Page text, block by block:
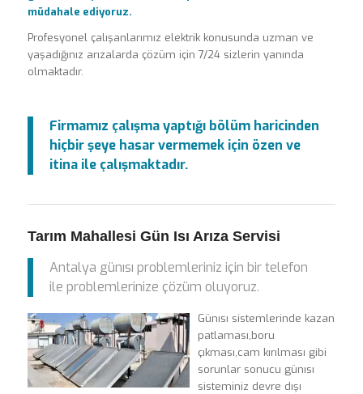
müdahale ediyoruz.
Profesyonel çalışanlarımız elektrik konusunda uzman ve
yaşadığınız arızalarda çözüm için 7/24 sizlerin yanında
olmaktadır.
Firmamız çalışma yaptığı bölüm haricinden
hiçbir şeye hasar vermemek için özen ve
itina ile çalışmaktadır.
Tarım Mahallesi Gün Isı Arıza Servisi
Antalya günısı problemleriniz için bir telefon
ile problemlerinize çözüm oluyoruz.
Günısı sistemlerinde kazan
patlaması,boru
çıkması,cam kırılması gibi
sorunlar sonucu günısı
sisteminiz devre dışı